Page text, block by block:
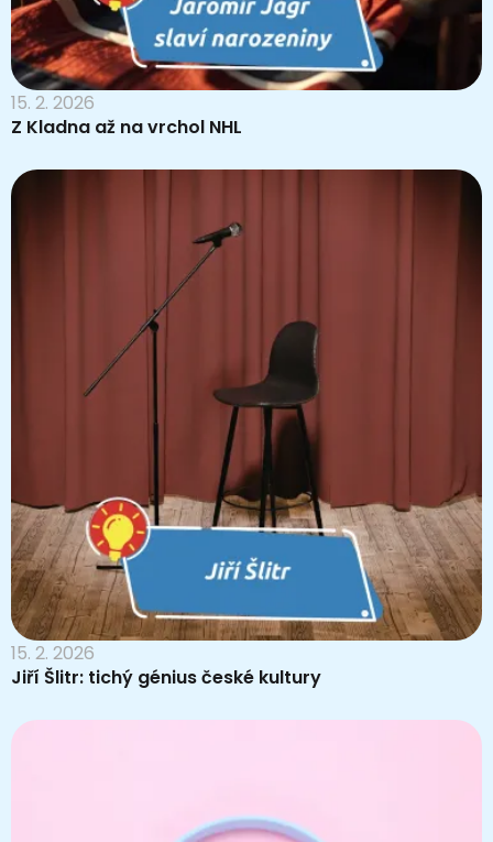
15. 2. 2026
Z Kladna až na vrchol NHL
15. 2. 2026
Jiří Šlitr: tichý génius české kultury